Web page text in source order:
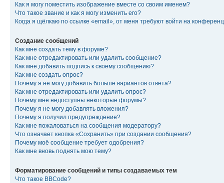
Как я могу поместить изображение вместе со своим именем?
Что такое звание и как я могу изменить его?
Когда я щёлкаю по ссылке «email», от меня требуют войти на
Создание сообщений
Как мне создать тему в форуме?
Как мне отредактировать или удалить сообщение?
Как мне добавить подпись к своему сообщению?
Как мне создать опрос?
Почему я не могу добавить больше вариантов ответа?
Как мне отредактировать или удалить опрос?
Почему мне недоступны некоторые форумы?
Почему я не могу добавлять вложения?
Почему я получил предупреждение?
Как мне пожаловаться на сообщения модератору?
Что означает кнопка «Сохранить» при создании сообщения?
Почему моё сообщение требует одобрения?
Как мне вновь поднять мою тему?
Форматирование сообщений и типы создаваемых тем
Что такое BBCode?